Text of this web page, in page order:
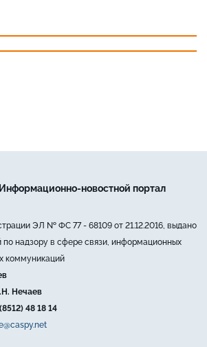
новостной портал
ЭЛ № ФС 77 - 68109 от 21.12.2016, выдано
надзору в сфере связи, информационных
коммуникаций
Нечаев
48 18 14